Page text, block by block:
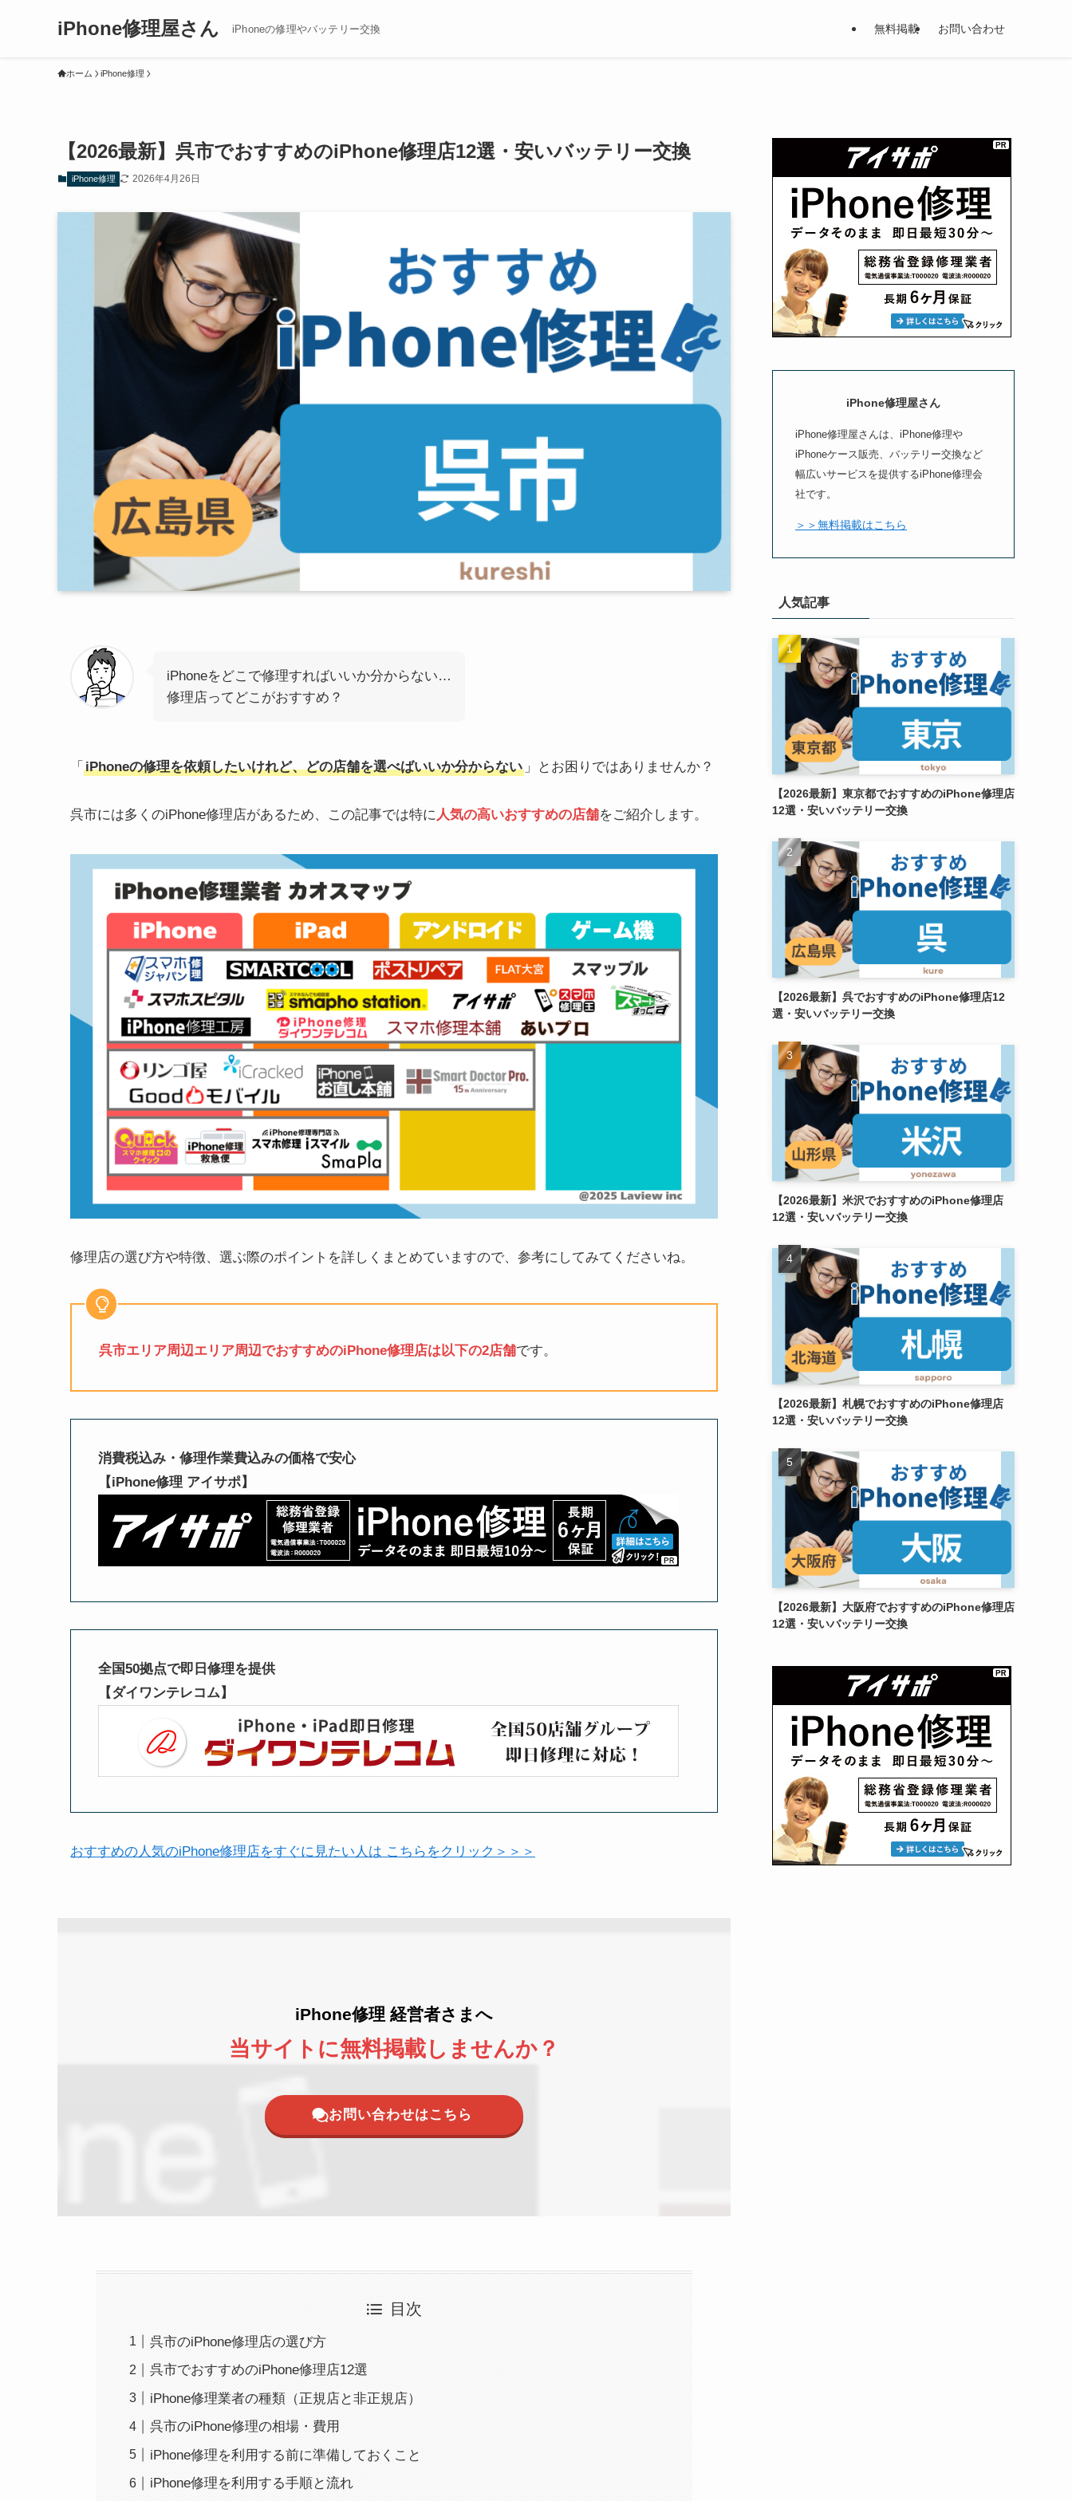
iPhone修理屋さん iPhoneの修理やバッテリー交換 無料掲載 お問い合わせ
ホーム iPhone修理
【2026最新】呉市でおすすめのiPhone修理店12選・安いバッテリー交換
iPhone修理 2026年4月26日
iPhoneをどこで修理すればいいか分からない…
修理店ってどこがおすすめ？
「 iPhoneの修理を依頼したいけれど、どの店舗を選べばいいか分からない 」とお困りではありませんか？
呉市には多くのiPhone修理店があるため、この記事では特に人気の高いおすすめの店舗をご紹介します。
修理店の選び方や特徴、選ぶ際のポイントを詳しくまとめていますので、参考にしてみてくださいね。
呉市エリア周辺エリア周辺でおすすめのiPhone修理店は以下の2店舗です。
消費税込み・修理作業費込みの価格で安心
【iPhone修理 アイサポ】
全国50拠点で即日修理を提供
【ダイワンテレコム】
おすすめの人気のiPhone修理店をすぐに見たい人は こちらをクリック＞＞＞
iPhone修理 経営者さまへ
当サイトに無料掲載しませんか？
お問い合わせはこちら
目次
呉市のiPhone修理店の選び方
呉市でおすすめのiPhone修理店12選
iPhone修理業者の種類（正規店と非正規店）
呉市のiPhone修理の相場・費用
iPhone修理を利用する前に準備しておくこと
iPhone修理を利用する手順と流れ
iPhone修理屋さん
iPhone修理屋さんは、iPhone修理や
iPhoneケース販売、バッテリー交換など
幅広いサービスを提供するiPhone修理会
社です。
＞＞無料掲載はこちら
人気記事
【2026最新】東京都でおすすめのiPhone修理店
12選・安いバッテリー交換
【2026最新】呉でおすすめのiPhone修理店12
選・安いバッテリー交換
【2026最新】米沢でおすすめのiPhone修理店
12選・安いバッテリー交換
【2026最新】札幌でおすすめのiPhone修理店
12選・安いバッテリー交換
【2026最新】大阪府でおすすめのiPhone修理店
12選・安いバッテリー交換